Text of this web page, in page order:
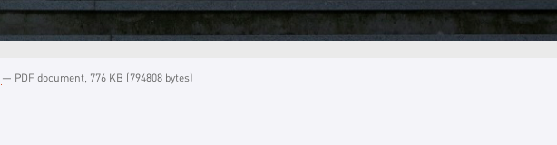
— PDF document, 776 KB (794808 bytes)